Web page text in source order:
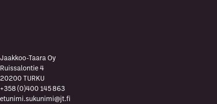
Jaakkoo-Taara Oy
Ruissalontie 4
20200 TURKU
+358 (0)400 145 863
etunimi.sukunimi@jt.fi